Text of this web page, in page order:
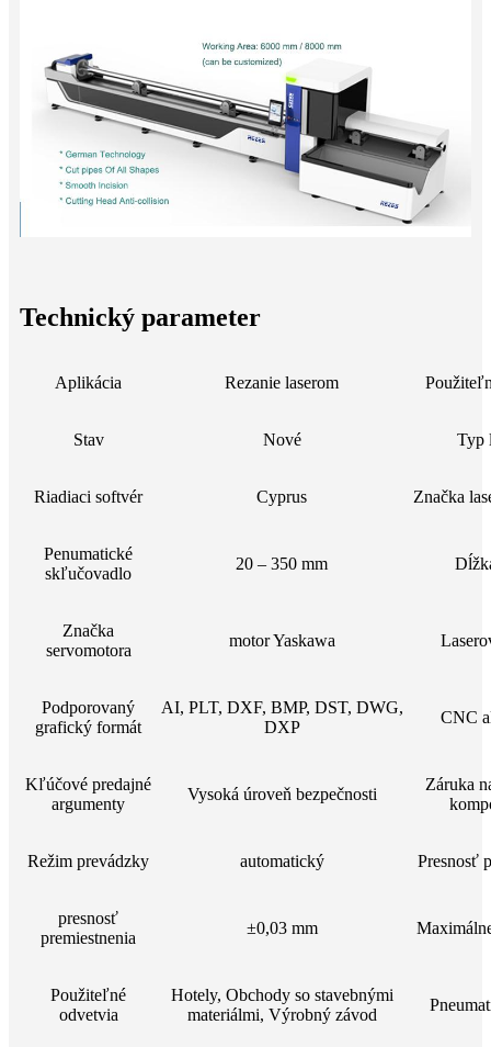
Technický parameter
Aplikácia Rezanie laserom
Stav Nové Typ
Riadiaci softvér Cyprus Značka
Penumatické
skľučovadlo
20 – 350 mm
Značka
servomotora
motor Yaskawa
Podporovaný
grafický formát
AI, PLT, DXF, BMP, DST, DWG,
DXP
CNC
Kľúčové predajné
argumenty
Vysoká úroveň bezpečnosti
Záruka
Režim prevádzky automatický Presnosť
presnosť
premiestnenia
±0,03 mm
Použiteľné
odvetvia
Hotely, Obchody so stavebnými
materiálmi, Výrobný závod